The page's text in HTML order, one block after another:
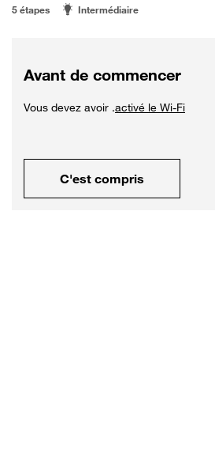
5 étapes Intermédiaire
Avant de commencer
Vous devez avoir .activé le Wi-Fi
C'est compris